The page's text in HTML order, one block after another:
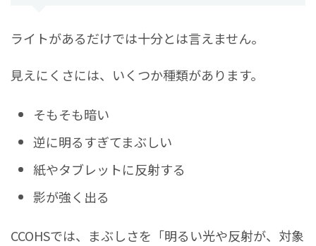
ライトがあるだけでは十分とは言えません。
見えにくさには、いくつか種類があります。
そもそも暗い
逆に明るすぎてまぶしい
紙やタブレットに反射する
影が強く出る
CCOHSでは、まぶしさを「明るい光や反射が、対象